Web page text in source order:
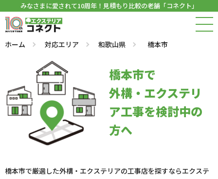
みなさまに愛されて10周年！見積もり比較の老舗「コネクト」
ホーム 対応エリア 和歌山県 橋本市
橋本市で
外構・エクステリ
ア工事を検討中の
方へ
橋本市で厳選した外構・エクステリアの工事店を探すならエクステ